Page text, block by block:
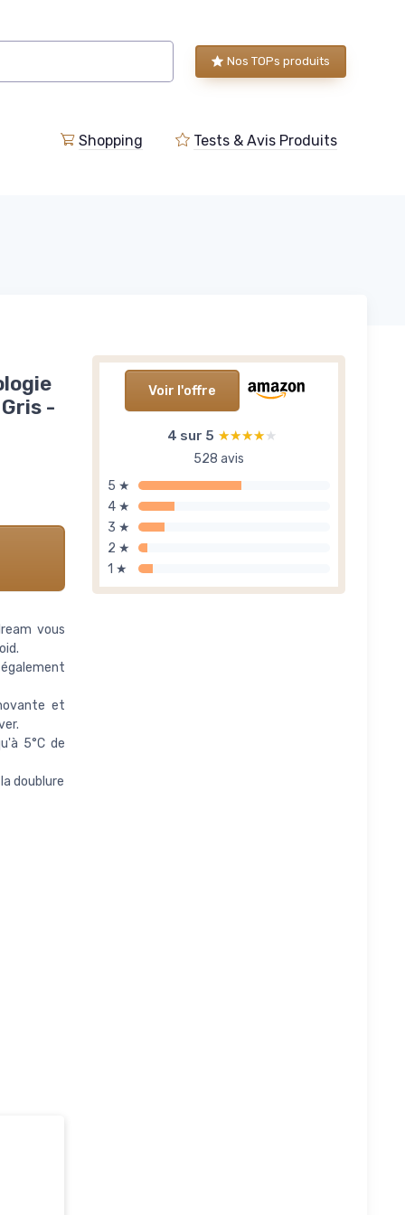
Nos TOPs produits
Shopping Tests & Avis Produits
Voir l'offre
4 sur 5 ★★★★★
★★★★★
528 avis
5 ★
4 ★
3 ★
2 ★
1 ★
-
vous
également
et
5°C de
doublure